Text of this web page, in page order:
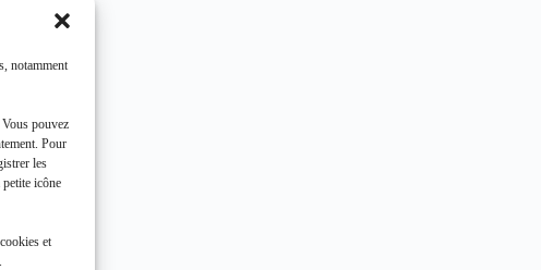
notamment
pouvez
Pour
les
icône
et